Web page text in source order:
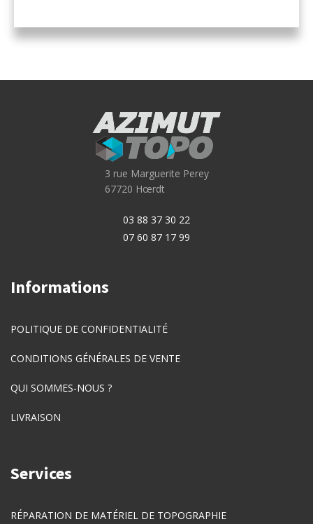
3 rue Marguerite Perey
67720 Hœrdt
03 88 37 30 22
07 60 87 17 99
Informations
POLITIQUE DE CONFIDENTIALITÉ
CONDITIONS GÉNÉRALES DE VENTE
QUI SOMMES-NOUS ?
LIVRAISON
Services
RÉPARATION DE MATÉRIEL DE TOPOGRAPHIE